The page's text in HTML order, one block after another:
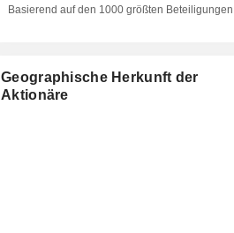
Basierend auf den 1000 größten Beteiligungen
Geographische Herkunft der
Aktionäre